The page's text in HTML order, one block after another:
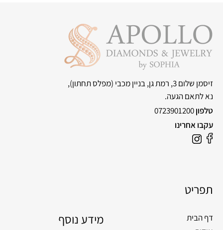
זיסמן שלום 3, רמת גן, בניין מכבי
(מפלס תחתון),
נא לתאם הגעה.
טלפון0723901200
עקבו אחרינו
תפריט
דף הבית
מידע נוסף